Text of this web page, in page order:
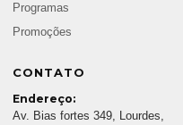
Programas
Promoções
CONTATO
Endereço:
Av. Bias fortes 349, Lourdes,